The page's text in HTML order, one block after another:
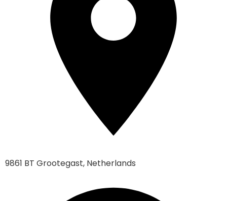
9861 BT Grootegast, Netherlands